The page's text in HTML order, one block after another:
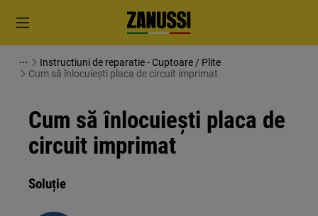
Instructiuni de reparatie - Cuptoare / Plite
Cum să înlocuiești placa de circuit imprimat
Cum să înlocuiești placa de
circuit imprimat
Soluție